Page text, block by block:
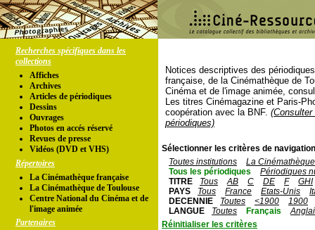
Recherches spécifiques dans les
collections
Affiches
Archives
Articles de périodiques
Dessins
Ouvrages
Photos en accés réservé
Revues de presse
Vidéos (DVD et VHS)
Répertoires
La Cinémathèque française
La Cinémathèque de Toulouse
Centre National du Cinéma et de
l'image animée
Partenaires
Notices descriptives des
française, de la Cinémathèque de
Cinéma et de l'image animée,
Les titres Cinémagazine et Paris-
coopération avec la BNF.
périodiques)
Sélectionner les critères de
Toutes institutions
La
Tous les périodiques
Périodiques
TITRE
Tous AB C DE F
GHI
PAYS
Tous France Etats-Unis
DECENNIE
Toutes <1900
1900
LANGUE
Toutes Français
Réinitialiser les critères